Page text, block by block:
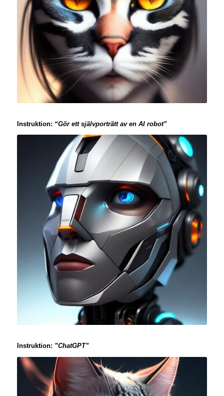
Instruktion: “Gör ett självporträtt av en AI robot”
Instruktion: ”ChatGPT”